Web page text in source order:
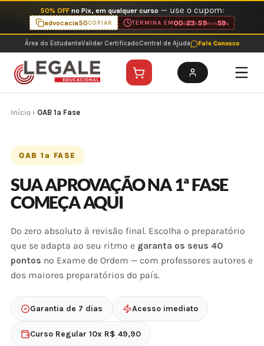
o
conteúdo
50% OFF no Pix, em qualquer curso — use o cupom:
advocacia50COPIAR TERMINA EM00d 23 h59min59s
Área do EstudanteValidar CertificadoCentral de Ajuda Fale Conosco
Início › OAB 1ª Fase
OAB 1ª FASE
SUA APROVAÇÃO NA 1ª FASE
COMEÇA AQUI
Do zero absoluto à revisão final. Escolha o preparatório
que se adapta ao seu ritmo e garanta os seus 40
pontos no Exame de Ordem — com professores autores e
dos maiores preparatórios do país.
Garantia de 7 dias Acesso imediato
Curso Regular 10x R$ 49,90